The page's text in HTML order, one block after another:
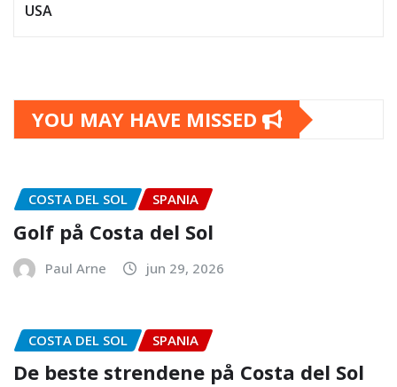
USA
YOU MAY HAVE MISSED
COSTA DEL SOL SPANIA
Golf på Costa del Sol
Paul Arne jun 29, 2026
COSTA DEL SOL SPANIA
De beste strendene på Costa del Sol